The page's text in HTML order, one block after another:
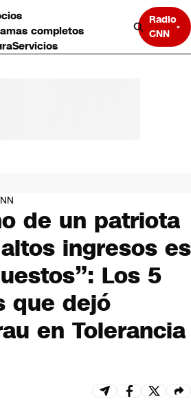
completos
Servicios
Radio
CNN
de un patriota
ingresos es
Los 5
que dejó
en Tolerancia